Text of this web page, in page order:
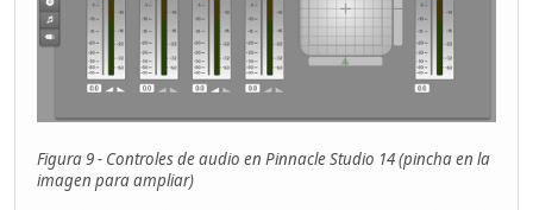
Figura 9 - Controles de audio en Pinnacle Studio 14 (pincha en la
imagen para ampliar)